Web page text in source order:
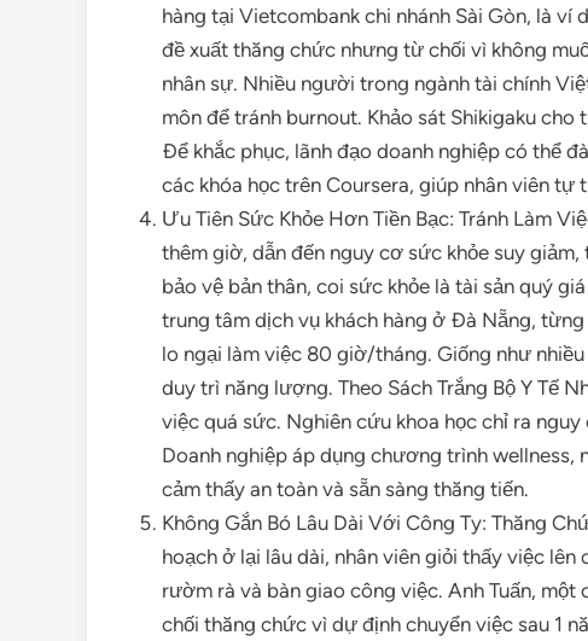
hàng tại Vietcombank chi nhánh Sài Gòn, là ví
đề xuất thăng chức nhưng từ chối vì không
nhân sự. Nhiều người trong ngành tài chính
môn để tránh burnout. Khảo sát Shikigaku
Để khắc phục, lãnh đạo doanh nghiệp có thể
các khóa học trên Coursera, giúp nhân viên
Ưu Tiên Sức Khỏe Hơn Tiền Bạc: Tránh Làm
thêm giờ, dẫn đến nguy cơ sức khỏe suy
bảo vệ bản thân, coi sức khỏe là tài sản quý
trung tâm dịch vụ khách hàng ở Đà Nẵng,
lo ngại làm việc 80 giờ/tháng. Giống như
duy trì năng lượng. Theo Sách Trắng Bộ Y Tế
việc quá sức. Nghiên cứu khoa học chỉ ra
Doanh nghiệp áp dụng chương trình wellness,
cảm thấy an toàn và sẵn sàng thăng tiến.
Không Gắn Bó Lâu Dài Với Công Ty: Thăng
hoạch ở lại lâu dài, nhân viên giỏi thấy việc
rườm rà và bàn giao công việc. Anh Tuấn,
chối thăng chức vì dự định chuyển việc sau 1